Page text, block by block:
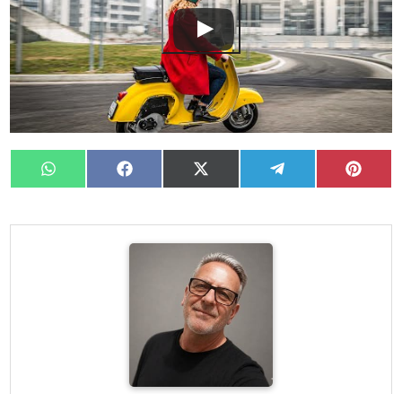
Compartir
en
Compartir
en
Compartir
en
(Twitter)
Compartir
en
en